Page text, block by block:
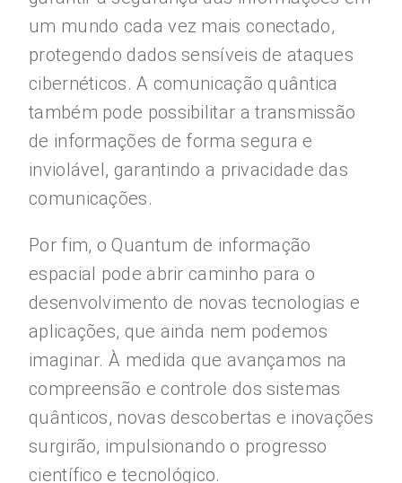
um mundo cada vez mais conectado,
protegendo dados sensíveis de ataques
cibernéticos. A comunicação quântica
também pode possibilitar a transmissão
de informações de forma segura e
inviolável, garantindo a privacidade das
comunicações.
Por fim, o Quantum de informação
espacial pode abrir caminho para o
desenvolvimento de novas tecnologias e
aplicações, que ainda nem podemos
imaginar. À medida que avançamos na
compreensão e controle dos sistemas
quânticos, novas descobertas e inovações
surgirão, impulsionando o progresso
científico e tecnológico.